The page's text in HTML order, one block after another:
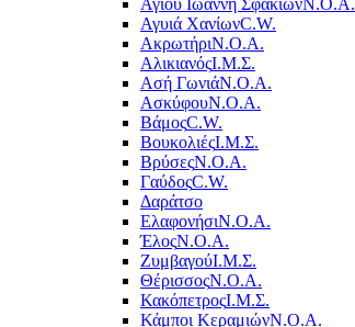
Αγίου Ιωάννη ΣφακίωνΝ.Ο.Α.
Αγυιά ΧανίωνC.W.
ΑκρωτήριΝ.Ο.Α.
ΑλικιανόςΙ.Μ.Σ.
Ασή ΓωνιάΝ.Ο.Α.
ΑσκύφουΝ.Ο.Α.
ΒάμοςC.W.
ΒουκολιέςΙ.Μ.Σ.
ΒρύσεςΝ.Ο.Α.
ΓαύδοςC.W.
Δαράτσο
ΕλαφονήσιΝ.Ο.Α.
ΈλοςΝ.Ο.Α.
ΖυμβαγούΙ.Μ.Σ.
ΘέρισσοςΝ.Ο.Α.
ΚακόπετροςΙ.Μ.Σ.
Κάμποι ΚεραμιώνΝ.Ο.Α.